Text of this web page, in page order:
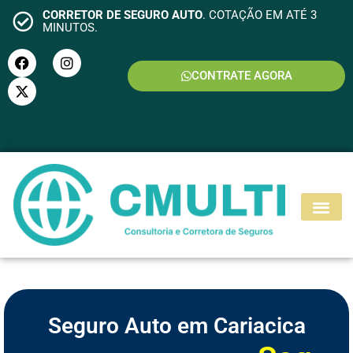
CORRETOR DE SEGURO AUTO. COTAÇÃO EM ATÉ 3
MINUTOS.
CONTRATE AGORA
SEGURO MOTO
Seguro Auto em Cariacica